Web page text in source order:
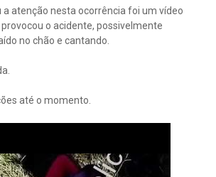
a atenção nesta ocorrência foi um vídeo
o acidente, possivelmente
no chão e cantando.
até o momento.